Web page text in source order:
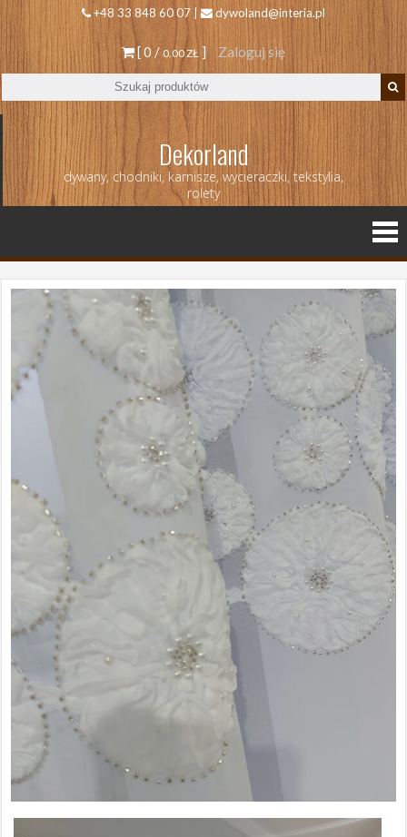
+48 33 848 60 07 | dywoland@interia.pl
[ 0 /0.00 ZŁ ] Zaloguj się
Dekorland
dywany, chodniki, karnisze, wycieraczki, tekstylia,
rolety